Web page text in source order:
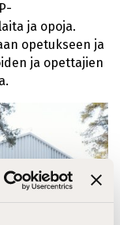
ja opoja.
opetukseen ja
ja opettajien